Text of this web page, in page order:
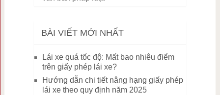
BÀI VIẾT MỚI NHẤT
Lái xe quá tốc độ: Mất bao nhiêu điểm
trên giấy phép lái xe?
Hướng dẫn chi tiết nâng hạng giấy phép
lái xe theo quy định năm 2025